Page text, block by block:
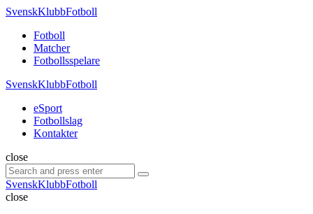
Menu
SvenskKlubbFotboll
Menu
Fotboll
Matcher
Fotbollsspelare
SvenskKlubbFotboll
eSport
Fotbollslag
Kontakter
Search
close
Search
for:
Search
SvenskKlubbFotboll
close